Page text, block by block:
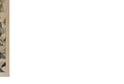
de cette décennie ?
: présentation du